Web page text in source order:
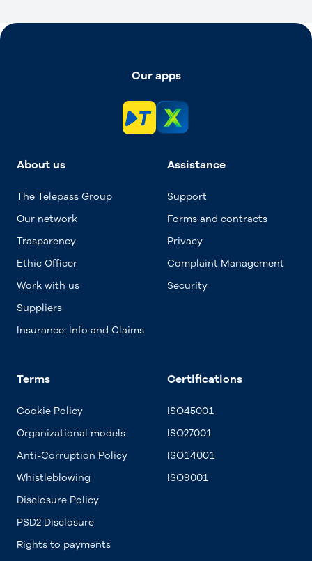
Our apps
About us
The Telepass Group
Our network
Trasparency
Ethic Officer
Work with us
Suppliers
Insurance: Info and Claims
Assistance
Support
Forms and contracts
Privacy
Complaint Management
Security
Terms
Cookie Policy
Organizational models
Anti-Corruption Policy
Whistleblowing
Disclosure Policy
PSD2 Disclosure
Rights to payments
Certifications
ISO45001
ISO27001
ISO14001
ISO9001